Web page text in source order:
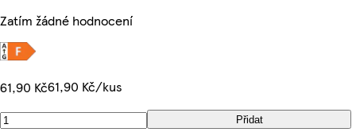
Zatím žádné hodnocení
61,90 Kč61,90 Kč/kus
Přidat